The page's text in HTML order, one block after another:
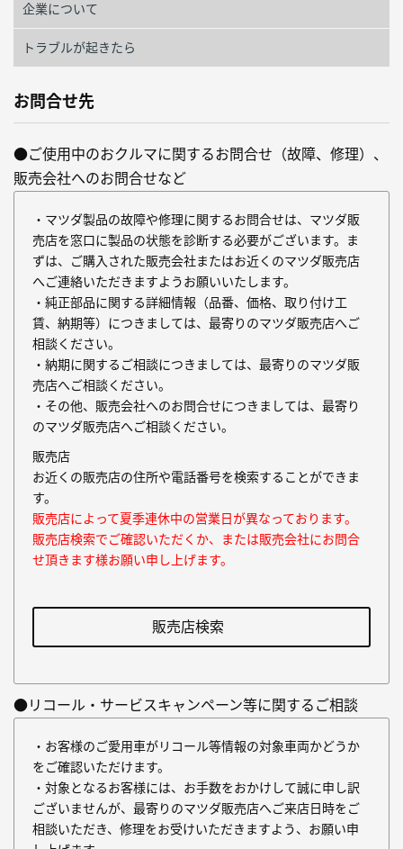
企業について
トラブルが起きたら
お問合せ先
●ご使用中のおクルマに関するお問合せ（故障、修理）、
販売会社へのお問合せなど
・マツダ製品の故障や修理に関するお問合せは、マツダ販
売店を窓口に製品の状態を診断する必要がございます。ま
ずは、ご購入された販売会社またはお近くのマツダ販売店
へご連絡いただきますようお願いいたします。
・純正部品に関する詳細情報（品番、価格、取り付け工
賃、納期等）につきましては、最寄りのマツダ販売店へご
相談ください。
・納期に関するご相談につきましては、最寄りのマツダ販
売店へご相談ください。
・その他、販売会社へのお問合せにつきましては、最寄り
のマツダ販売店へご相談ください。
販売店
お近くの販売店の住所や電話番号を検索することができま
す。
販売店によって夏季連休中の営業日が異なっております。
販売店検索でご確認いただくか、または販売会社にお問合
せ頂きます様お願い申し上げます。
販売店検索
●リコール・サービスキャンペーン等に関するご相談
・お客様のご愛用車がリコール等情報の対象車両かどうか
をご確認いただけます。
・対象となるお客様には、お手数をおかけして誠に申し訳
ございませんが、最寄りのマツダ販売店へご来店日時をご
相談いただき、修理をお受けいただきますよう、お願い申